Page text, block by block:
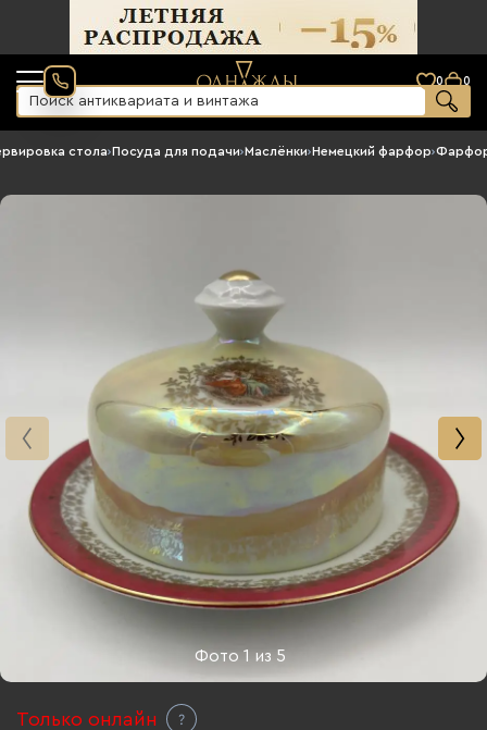
0 0
стола›Посуда для подачи›Маслёнки›Немецкий фарфор›
Фото1 из 5
Только онлайн